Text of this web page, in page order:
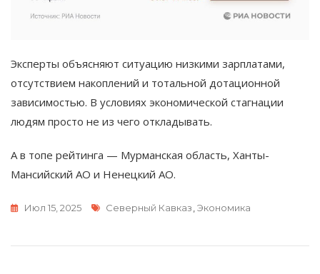
Эксперты объясняют ситуацию низкими зарплатами,
отсутствием накоплений и тотальной дотационной
зависимостью. В условиях экономической стагнации
людям просто не из чего откладывать.
А в топе рейтинга — Мурманская область, Ханты-
Мансийский АО и Ненецкий АО.
Июл 15, 2025 Метки
Северный Кавказ,Экономика